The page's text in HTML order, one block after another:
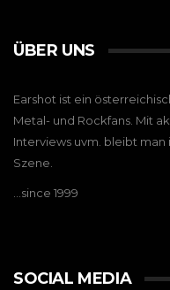
ÜBER UNS
Earshot ist ein
Metal- und Rockfans. Mit
Interviews uvm. bleibt
Szene.
…since 1999
SOCIAL MEDIA